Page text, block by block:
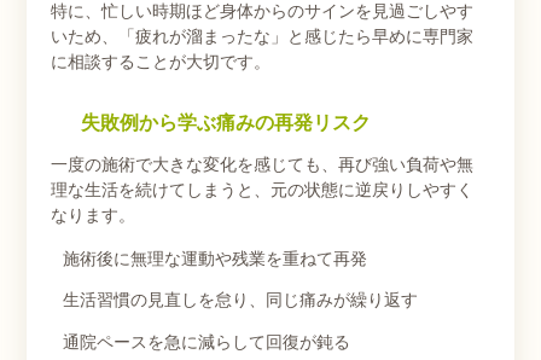
特に、忙しい時期ほど身体からのサインを見過ごしやす
いため、「疲れが溜まったな」と感じたら早めに専門家
に相談することが大切です。
失敗例から学ぶ痛みの再発リスク
一度の施術で大きな変化を感じても、再び強い負荷や無
理な生活を続けてしまうと、元の状態に逆戻りしやすく
なります。
施術後に無理な運動や残業を重ねて再発
生活習慣の見直しを怠り、同じ痛みが繰り返す
通院ペースを急に減らして回復が鈍る